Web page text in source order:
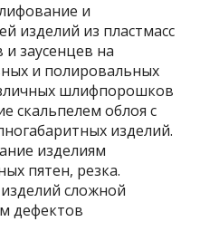
и
изделий из пластмасс
заусенцев на
и полировальных
шлифпорошков
скальпелем облоя с
изделий.
изделиям
пятен, резка.
сложной
дефектов